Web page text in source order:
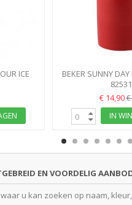
ICE
BEKER SUNNY
NEW
€ 14,90€
IN
EN VOORDELIG
u kan zoeken op naam, kleur,